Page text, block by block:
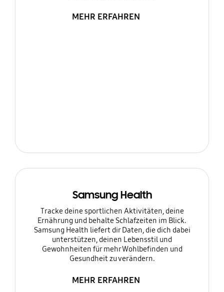
MEHR ERFAHREN
Samsung Health
Tracke deine sportlichen Aktivitäten, deine
Ernährung und behalte Schlafzeiten im Blick.
Samsung Health liefert dir Daten, die dich dabei
unterstützen, deinen Lebensstil und
Gewohnheiten für mehr Wohlbefinden und
Gesundheit zu verändern.
MEHR ERFAHREN